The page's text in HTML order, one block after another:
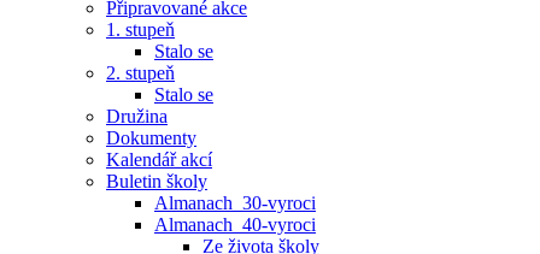
Připravované akce
1. stupeň
Stalo se
2. stupeň
Stalo se
Družina
Dokumenty
Kalendář akcí
Buletin školy
Almanach_30-vyroci
Almanach_40-vyroci
Ze života školy